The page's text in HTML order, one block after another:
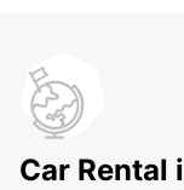
Car Rental